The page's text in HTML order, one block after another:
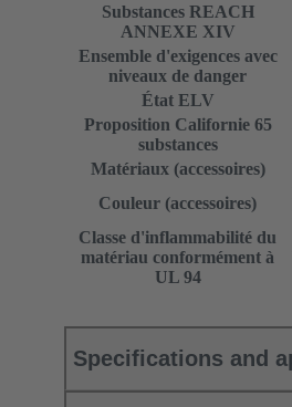
Substances REACH
ANNEXE XIV
Ensemble d'exigences avec
niveaux de danger
État ELV
Proposition Californie 65
substances
Matériaux (accessoires)
Couleur (accessoires)
Classe d'inflammabilité du
matériau conformément à
UL 94
Specifications and